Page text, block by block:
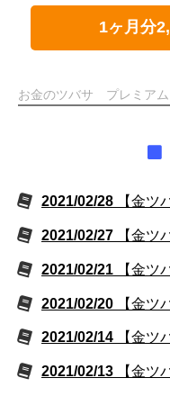
1ヶ月分
お金のツバサ プレミアム
2021/02/28 【金ツ
2021/02/27 【金ツ
2021/02/21 【金ツ
2021/02/20 【金ツ
2021/02/14 【金ツ
2021/02/13 【金ツ